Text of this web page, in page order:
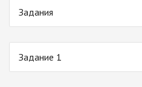
Задания
Задание 1